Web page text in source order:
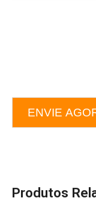
ENVIE
Produtos